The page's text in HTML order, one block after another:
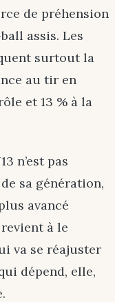
de préhension
assis. Les
surtout la
au tir en
et 13 % à la
n’est pas
sa génération,
avancé
à le
va se réajuster
dépend, elle,